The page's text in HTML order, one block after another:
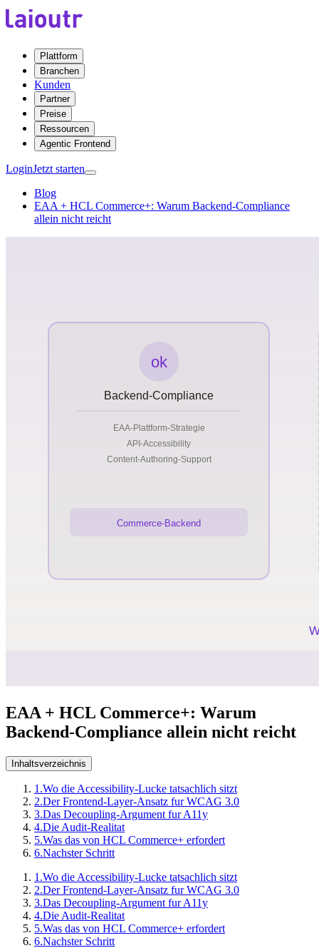
Plattform
Branchen
Kunden
Partner
Preise
Ressourcen
Agentic Frontend
LoginJetzt starten
Blog
EAA + HCL Commerce+: Warum Backend-Compliance
allein nicht reicht
EAA + HCL Commerce+: Warum
Backend-Compliance allein nicht reicht
Inhaltsverzeichnis
1.Wo die Accessibility-Lucke tatsachlich sitzt
2.Der Frontend-Layer-Ansatz fur WCAG 3.0
3.Das Decoupling-Argument fur A11y
4.Die Audit-Realitat
5.Was das von HCL Commerce+ erfordert
6.Nachster Schritt
1.Wo die Accessibility-Lucke tatsachlich sitzt
2.Der Frontend-Layer-Ansatz fur WCAG 3.0
3.Das Decoupling-Argument fur A11y
4.Die Audit-Realitat
5.Was das von HCL Commerce+ erfordert
6.Nachster Schritt